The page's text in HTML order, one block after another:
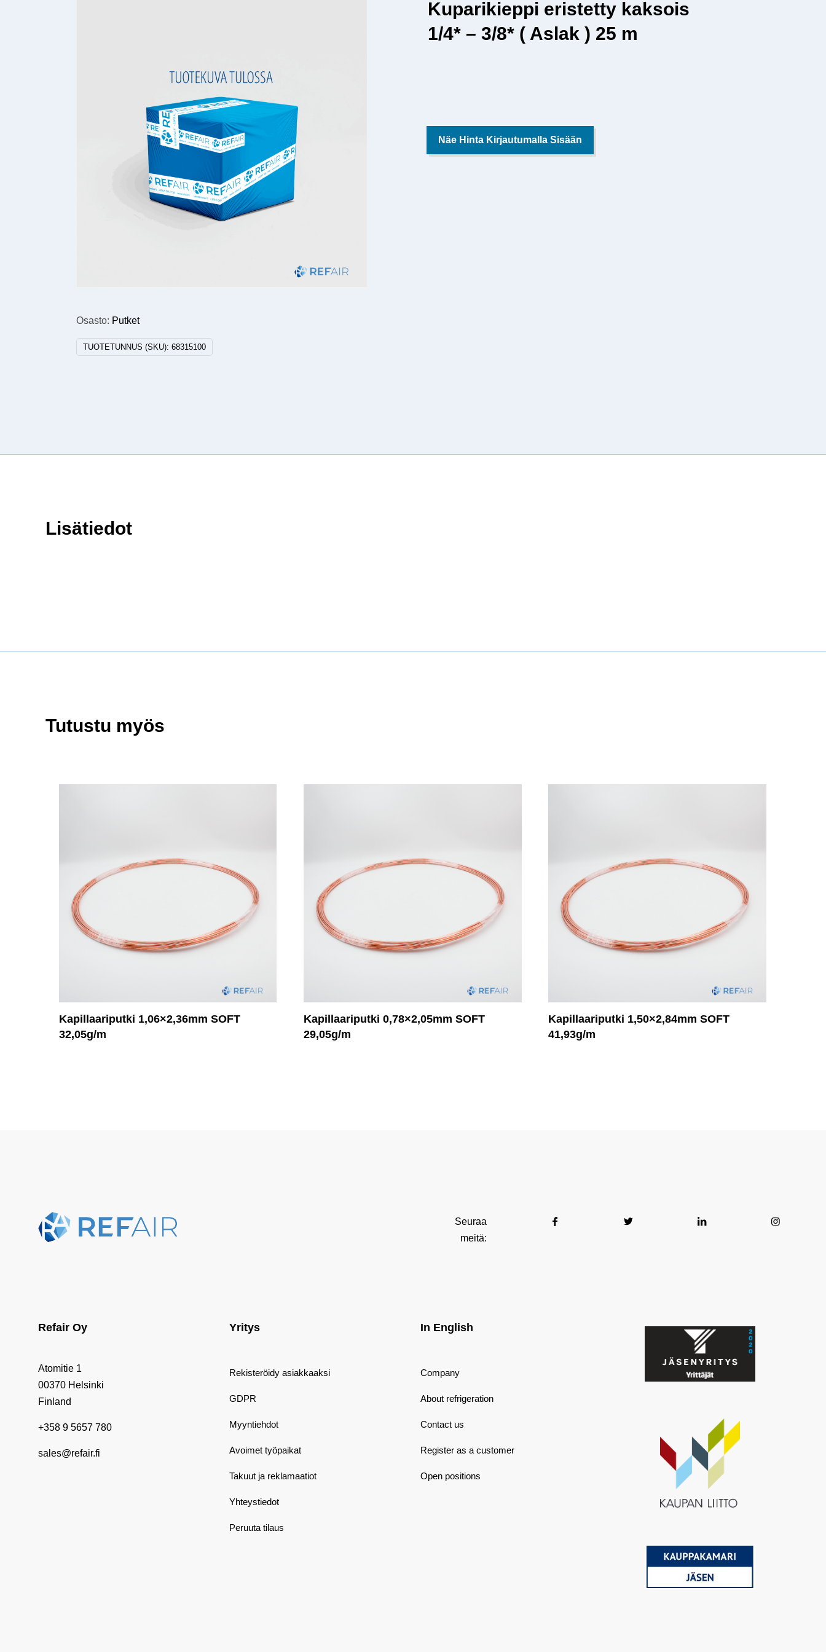
Osasto: Putket
TUOTETUNNUS (SKU):68315100
Kuparikieppi eristetty kaksois
1/4* – 3/8* ( Aslak ) 25 m
Näe Hinta Kirjautumalla Sisään
Lisätiedot
Tutustu myös
Kapillaariputki 1,06×2,36mm SOFT
32,05g/m
Kapillaariputki 0,78×2,05mm SOFT
29,05g/m
Kapillaariputki 1,50×2,84mm SOFT
41,93g/m
Seuraa
meitä:
Refair Oy
Atomitie 1
00370 Helsinki
Finland
+358 9 5657 780
sales@refair.fi
Yritys
Rekisteröidy asiakkaaksi
GDPR
Myyntiehdot
Avoimet työpaikat
Takuut ja reklamaatiot
Yhteystiedot
Peruuta tilaus
In English
Company
About refrigeration
Contact us
Register as a customer
Open positions